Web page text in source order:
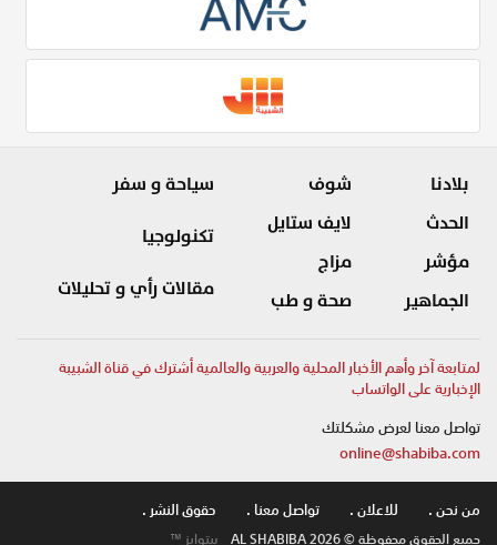
بلادنا
الحدث
مؤشر
الجماهير
شوف
لايف ستايل
مزاج
صحة و طب
سياحة و سفر
تكنولوجيا
مقالات رأي و تحليلات
لمتابعة آخر وأهم الأخبار المحلية والعربية والعالمية أشترك في قناة الشبيبة
الإخبارية على الواتساب
تواصل معنا لعرض مشكلتك
online@shabiba.com
من نحن .
للاعلان . تواصل معنا . حقوق النشر .